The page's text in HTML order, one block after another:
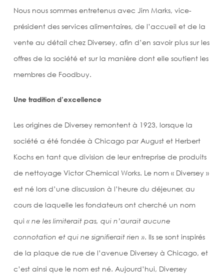
Nous nous sommes entretenus avec Jim Marks, vice-
président des services alimentaires, de l’accueil et de la
vente au détail chez Diversey, afin d’en savoir plus sur les
offres de la société et sur la manière dont elle soutient les
membres de Foodbuy.
Une tradition d’excellence
Les origines de Diversey remontent à 1923, lorsque la
société a été fondée à Chicago par August et Herbert
Kochs en tant que division de leur entreprise de produits
de nettoyage Victor Chemical Works. Le nom « Diversey »
est né lors d’une discussion à l’heure du déjeuner, au
cours de laquelle les fondateurs ont cherché un nom
qui« ne les limiterait pas, qui n’aurait aucune
connotation et qui ne signifierait rien ». Ils se sont inspirés
de la plaque de rue de l’avenue Diversey à Chicago, et
c’est ainsi que le nom est né. Aujourd’hui, Diversey